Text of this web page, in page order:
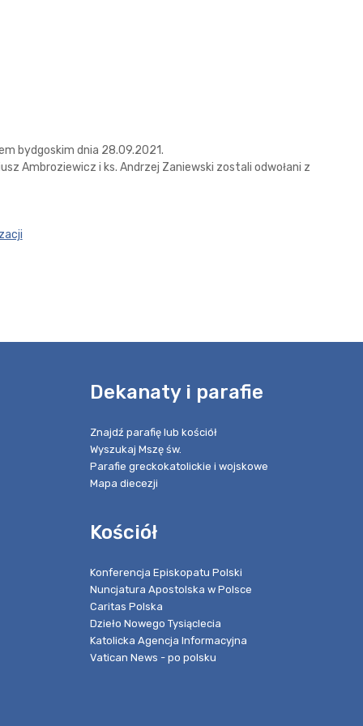
bydgoskim dnia 28.09.2021.
Ambroziewicz i ks. Andrzej Zaniewski zostali odwołani z
Dekanaty i parafie
Znajdź parafię lub kościół
Wyszukaj Mszę św.
Parafie greckokatolickie i wojskowe
Mapa diecezji
Kościół
Konferencja Episkopatu Polski
Nuncjatura Apostolska w Polsce
Caritas Polska
Dzieło Nowego Tysiąclecia
Katolicka Agencja Informacyjna
Vatican News - po polsku